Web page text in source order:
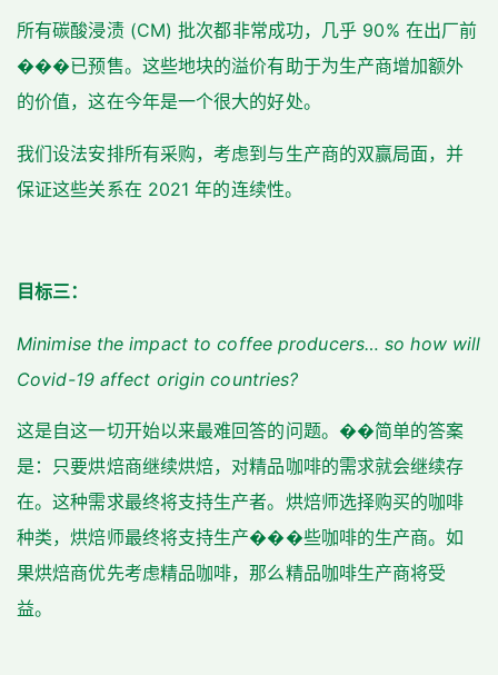
所有碳酸浸渍 (CM) 批次都非常成功，几乎 90% 在出厂前
���已预售。这些地块的溢价有助于为生产商增加额外
的价值，这在今年是一个很大的好处。
我们设法安排所有采购，考虑到与生产商的双赢局面，并
保证这些关系在 2021 年的连续性。
目标三：
Minimise the impact to coffee producers… so how will
Covid-19 affect origin countries?
这是自这一切开始以来最难回答的问题。��简单的答案
是：只要烘焙商继续烘焙，对精品咖啡的需求就会继续存
在。这种需求最终将支持生产者。烘焙师选择购买的咖啡
种类，烘焙师最终将支持生产���些咖啡的生产商。如
果烘焙商优先考虑精品咖啡，那么精品咖啡生产商将受
益。